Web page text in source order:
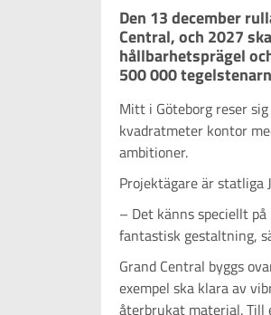
Den 13 december
Central, och 2027
hållbarhetsprägel
500 000
Mitt i Göteborg reser
kvadratmeter kontor
ambitioner.
Projektägare är statliga
– Det känns speciellt
fantastisk gestaltning,
Grand Central byggs
exempel ska klara av
återbrukat material. Till